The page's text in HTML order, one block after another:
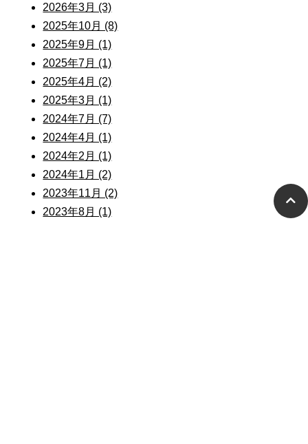
2026年3月 (3)
2025年10月 (8)
2025年9月 (1)
2025年7月 (1)
2025年4月 (2)
2025年3月 (1)
2024年7月 (7)
2024年4月 (1)
2024年2月 (1)
2024年1月 (2)
2023年11月 (2)
2023年8月 (1)